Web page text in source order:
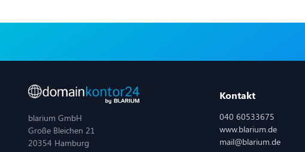
blarium GmbH
Große Bleichen 21
20354 Hamburg
Kontakt
040 60533675
www.blarium.de
mail@blarium.de